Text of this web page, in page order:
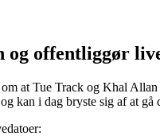
offentliggør
at Tue Track og Khal
kan i dag bryste sig af at gå